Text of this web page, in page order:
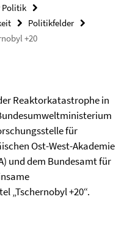
Politik
Politikfelder
+20
Reaktorkatastrophe in
für
Ost-West-Akademie
und dem Bundesamt für
„Tschernobyl +20“.